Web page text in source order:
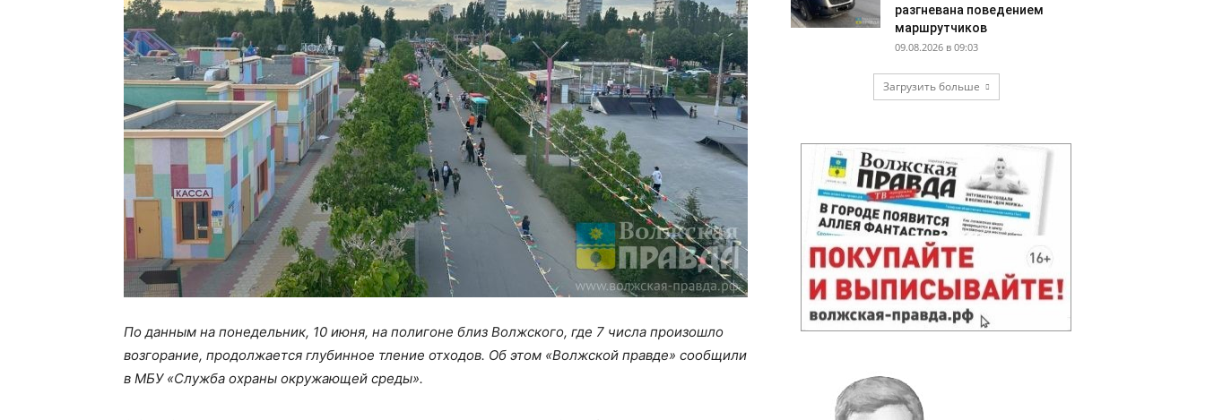
По данным на понедельник, 10 июня, на полигоне близ Волжского, где 7 числа произошло
возгорание, продолжается глубинное тление отходов. Об этом «Волжской правде» сообщили
в МБУ «Служба охраны окружающей среды».
разгневана поведением
маршрутчиков
09.08.2026 в 09:03
Загрузить больше